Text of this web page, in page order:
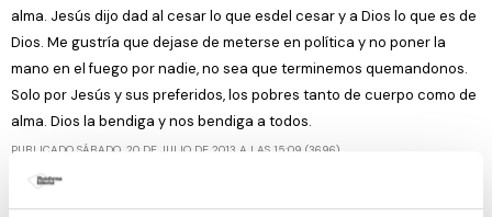
alma. Jesús dijo dad al cesar lo que esdel cesar y a Dios lo que es de
Dios. Me gustría que dejase de meterse en política y no poner la
mano en el fuego por nadie, no sea que terminemos quemandonos.
Solo por Jesús y sus preferidos, los pobres tanto de cuerpo como de
alma. Dios la bendiga y nos bendiga a todos.
PUBLICADO SÁBADO, 20 DE JULIO DE 2013 A LAS 15:09 (3696)
Pilar gallardo Barragan
Hermoso hermana, en mi pagina siempre hago mis saludos así...¡¡